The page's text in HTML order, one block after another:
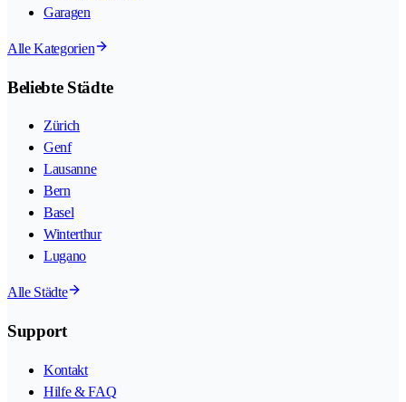
Garagen
Alle Kategorien
Beliebte Städte
Zürich
Genf
Lausanne
Bern
Basel
Winterthur
Lugano
Alle Städte
Support
Kontakt
Hilfe & FAQ